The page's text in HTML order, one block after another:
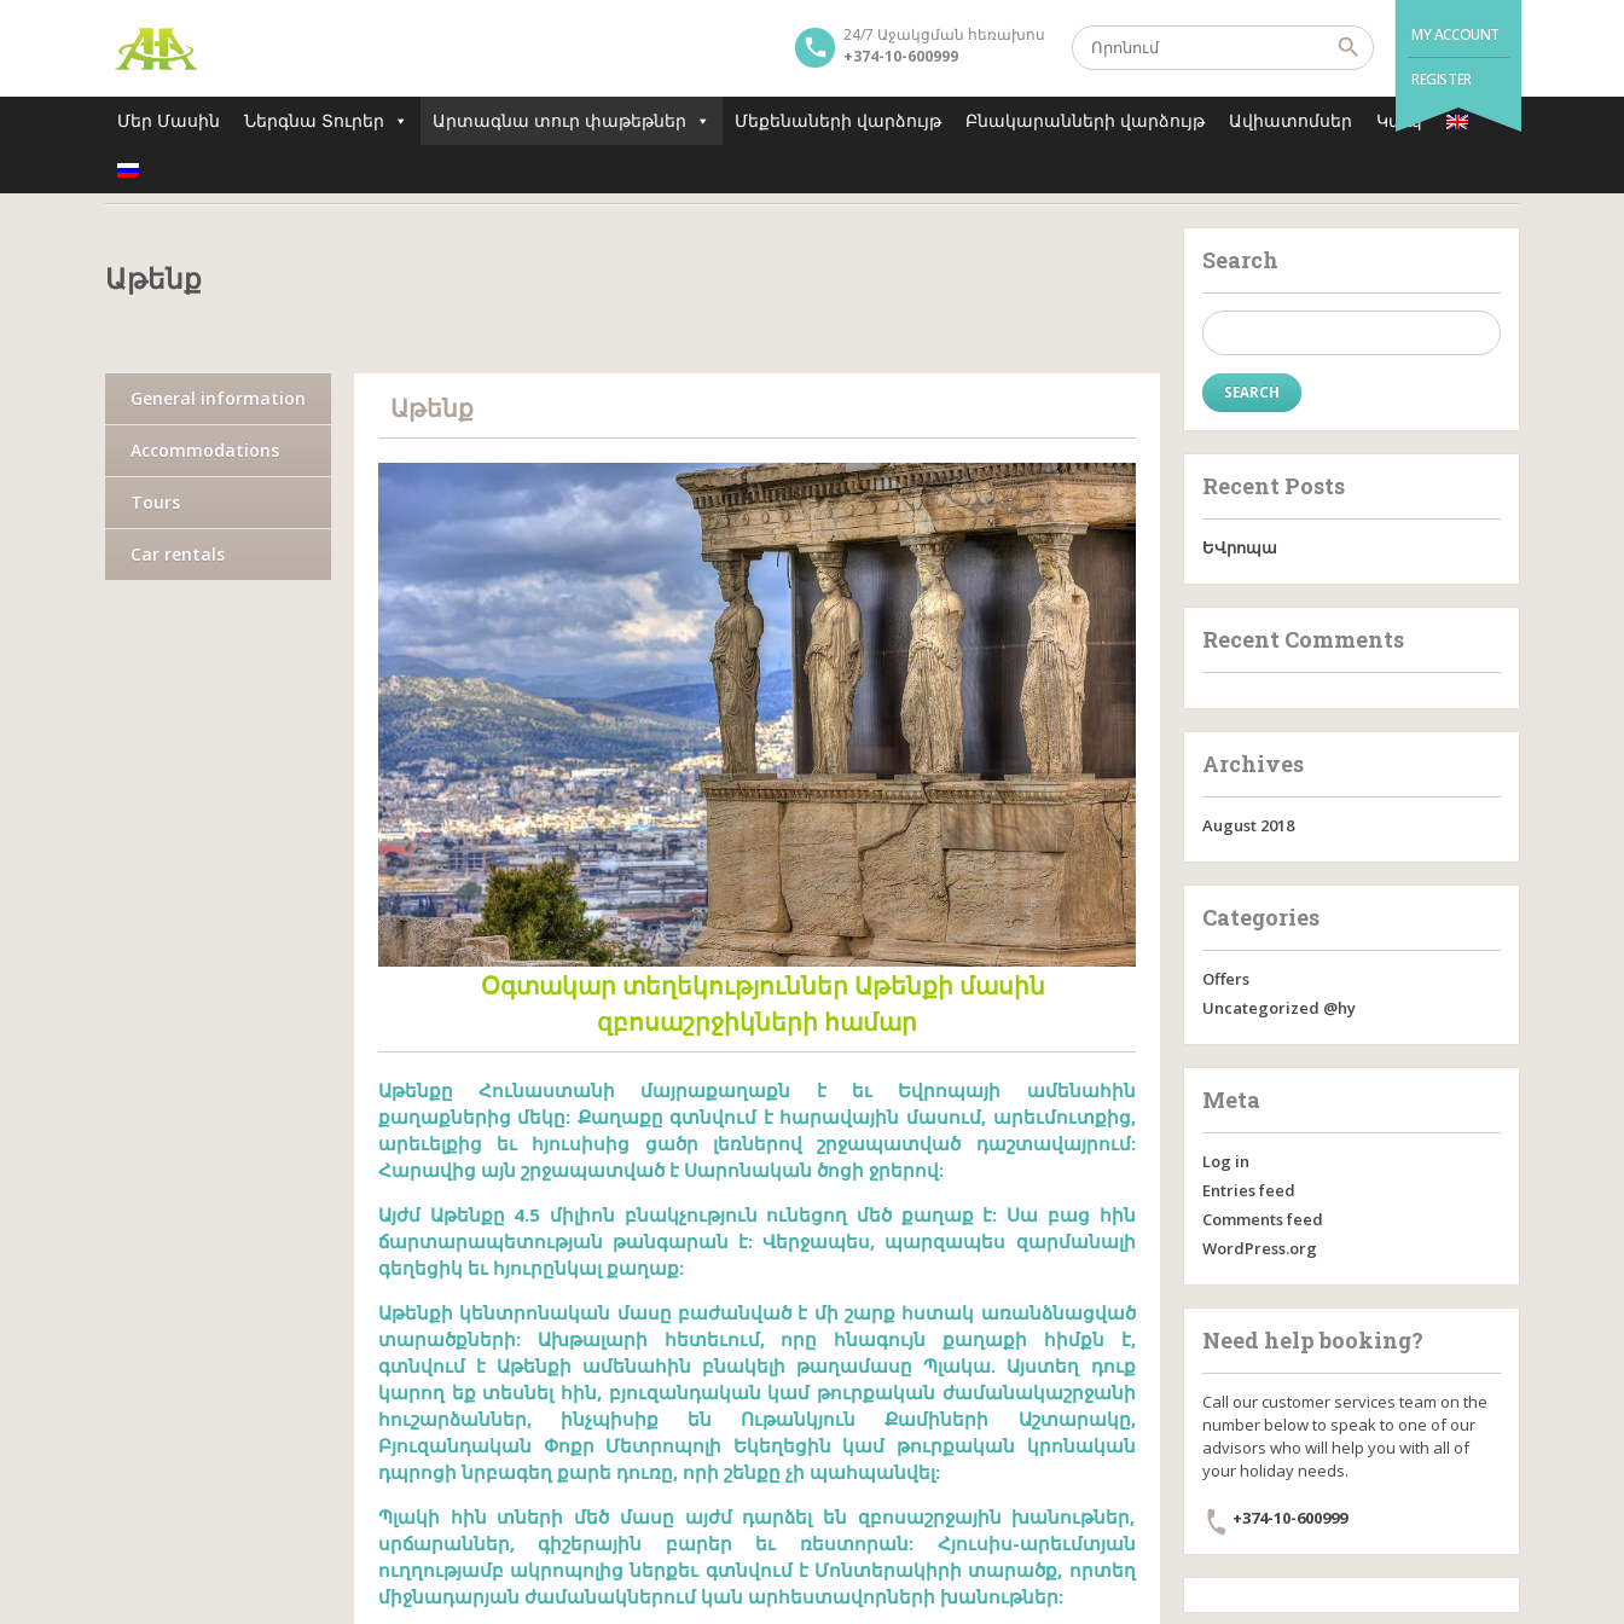
MY ACCOUNT
REGISTER
24/7 Աջակցման հեռախոս
+374-10-600999
Մեր Մասին Ներգնա Տուրեր Արտագնա տուր փաթեթներ Մեքենաների վարձույթ Բնակարանների վարձույթ Ավիատոմսեր Կապ
Home
Աթենք
General information
Accommodations
Tours
Car rentals
Աթենք
Օգտակար տեղեկություններ Աթենքի մասին
զբոսաշրջիկների համար
Աթենքը Հունաստանի մայրաքաղաքն է եւ Եվրոպայի ամենահին
քաղաքներից մեկը: Քաղաքը գտնվում է հարավային մասում, արեւմուտքից,
արեւելքից եւ հյուսիսից ցածր լեռներով շրջապատված դաշտավայրում:
Հարավից այն շրջապատված է Սարոնական ծոցի ջրերով:
Այժմ Աթենքը 4.5 միլիոն բնակչություն ունեցող մեծ քաղաք է: Սա բաց հին
ճարտարապետության թանգարան է: Վերջապես, պարզապես զարմանալի
գեղեցիկ եւ հյուրընկալ քաղաք:
Աթենքի կենտրոնական մասը բաժանված է մի շարք հստակ առանձնացված
տարածքների: Ախթալարի հետեւում, որը հնագույն քաղաքի հիմքն է,
գտնվում է Աթենքի ամենահին բնակելի թաղամասը Պլակա. Այստեղ դուք
կարող եք տեսնել հին, բյուզանդական կամ թուրքական ժամանակաշրջանի
հուշարձաններ, ինչպիսիք են Ութանկյուն Քամիների Աշտարակը,
Բյուզանդական Փոքր Մետրոպոլի Եկեղեցին կամ թուրքական կրոնական
դպրոցի նրբագեղ քարե դուռը, որի շենքը չի պահպանվել:
Պլակի հին տների մեծ մասը այժմ դարձել են զբոսաշրջային խանութներ,
սրճարաններ, գիշերային բարեր եւ ռեստորան: Հյուսիս-արեւմտյան
ուղղությամբ ակրոպոլից ներքեւ գտնվում է Մոնտերակիրի տարածք, որտեղ
միջնադարյան ժամանակներում կան արհեստավորների խանութներ:
Search
Search
for:
Recent Posts
ԵՎրոպա
Recent Comments
Archives
August 2018
Categories
Offers
Uncategorized @hy
Meta
Log in
Entries feed
Comments feed
WordPress.org
Need help booking?
Call our customer services team on the
number below to speak to one of our
advisors who will help you with all of
your holiday needs.
+374-10-600999